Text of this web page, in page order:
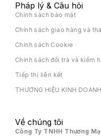
Pháp lý & Câu hỏi
Chính sách bảo mật
Chính sách giao hàng và
Chính sách Cookie
Chính sách đổi trả và kiểm
Tiếp thị liên kết
THƯƠNG HIỆU KINH DOANH
Về chúng tôi
Công Ty TNHH Thương